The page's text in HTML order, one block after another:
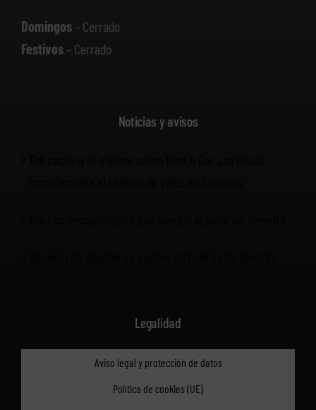
Domingos– Cerrado
Festivos– Cerrado
Noticias y avisos
Legalidad
Aviso legal y protección de datos
Política de cookies (UE)